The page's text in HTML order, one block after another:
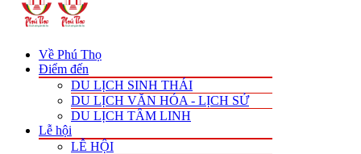
Về Phú Thọ
Điểm đến
DU LỊCH SINH THÁI
DU LỊCH VĂN HÓA - LỊCH SỬ
DU LỊCH TÂM LINH
Lễ hội
LỄ HỘI